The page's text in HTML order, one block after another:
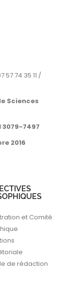
57 74 35 11 /
Sciences
3079-7497
2016
et Comité
de rédaction